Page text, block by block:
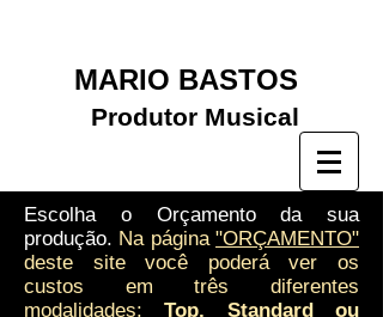
MARIO BASTOS
Produtor Musical
Escolha o Orçamento da sua
produção. Na página"ORÇAMENTO"
deste site você poderá ver os
custos em três diferentes
modalidades:Top, Standard ou